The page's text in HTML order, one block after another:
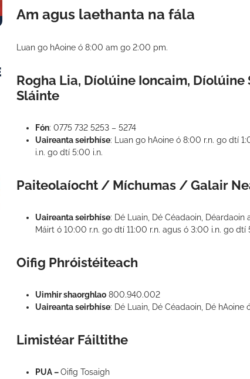
Am agus laethanta na fála
Luan go hAoine ó 8:00 am go 2:00 pm.
Rogha Lia, Díolúine Ioncaim,
Sláinte
Fón: 0775 732 5253 – 5274
Uaireanta seirbhíse: Luan go hAoine ó 8:00 r.n. go dtí
i.n. go dtí 5:00 i.n.
Paiteolaíocht / Míchumas / Galair
Uaireanta seirbhíse: Dé Luain, Dé Céadaoin, Déardaoin
Máirt ó 10:00 r.n. go dtí 11:00 r.n. agus ó 3:00 i.n. go dtí
Oifig Phróistéiteach
Uimhir shaorghlao 800.940.002
Uaireanta seirbhíse: Dé Luain, Dé Céadaoin, Dé
Limistéar Fáiltithe
PUA –Oifig Tosaigh